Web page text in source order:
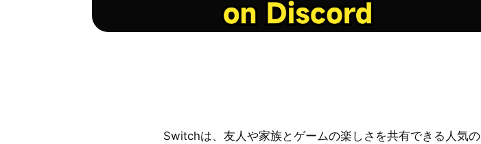
Switchは、友人や家族とゲームの楽しさを共有できる人気の